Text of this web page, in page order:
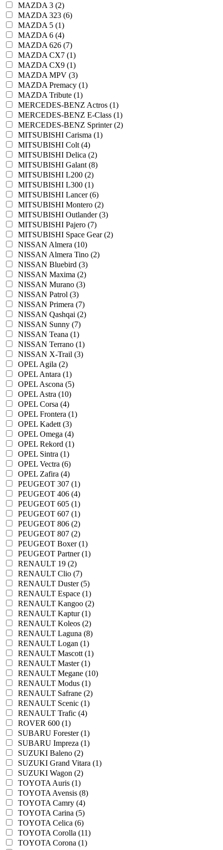
MAZDA 3 (2)
MAZDA 323 (6)
MAZDA 5 (1)
MAZDA 6 (4)
MAZDA 626 (7)
MAZDA CX7 (1)
MAZDA CX9 (1)
MAZDA MPV (3)
MAZDA Premacy (1)
MAZDA Tribute (1)
MERCEDES-BENZ Actros (1)
MERCEDES-BENZ E-Class (1)
MERCEDES-BENZ Sprinter (2)
MITSUBISHI Carisma (1)
MITSUBISHI Colt (4)
MITSUBISHI Delica (2)
MITSUBISHI Galant (8)
MITSUBISHI L200 (2)
MITSUBISHI L300 (1)
MITSUBISHI Lancer (6)
MITSUBISHI Montero (2)
MITSUBISHI Outlander (3)
MITSUBISHI Pajero (7)
MITSUBISHI Space Gear (2)
NISSAN Almera (10)
NISSAN Almera Tino (2)
NISSAN Bluebird (3)
NISSAN Maxima (2)
NISSAN Murano (3)
NISSAN Patrol (3)
NISSAN Primera (7)
NISSAN Qashqai (2)
NISSAN Sunny (7)
NISSAN Teana (1)
NISSAN Terrano (1)
NISSAN X-Trail (3)
OPEL Agila (2)
OPEL Antara (1)
OPEL Ascona (5)
OPEL Astra (10)
OPEL Corsa (4)
OPEL Frontera (1)
OPEL Kadett (3)
OPEL Omega (4)
OPEL Rekord (1)
OPEL Sintra (1)
OPEL Vectra (6)
OPEL Zafira (4)
PEUGEOT 307 (1)
PEUGEOT 406 (4)
PEUGEOT 605 (1)
PEUGEOT 607 (1)
PEUGEOT 806 (2)
PEUGEOT 807 (2)
PEUGEOT Boxer (1)
PEUGEOT Partner (1)
RENAULT 19 (2)
RENAULT Clio (7)
RENAULT Duster (5)
RENAULT Espace (1)
RENAULT Kangoo (2)
RENAULT Kaptur (1)
RENAULT Koleos (2)
RENAULT Laguna (8)
RENAULT Logan (1)
RENAULT Mascott (1)
RENAULT Master (1)
RENAULT Megane (10)
RENAULT Modus (1)
RENAULT Safrane (2)
RENAULT Scenic (1)
RENAULT Trafic (4)
ROVER 600 (1)
SUBARU Forester (1)
SUBARU Impreza (1)
SUZUKI Baleno (2)
SUZUKI Grand Vitara (1)
SUZUKI Wagon (2)
TOYOTA Auris (1)
TOYOTA Avensis (8)
TOYOTA Camry (4)
TOYOTA Carina (5)
TOYOTA Celica (6)
TOYOTA Corolla (11)
TOYOTA Corona (1)